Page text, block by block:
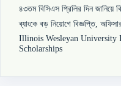
৪৩তম বিসিএস প্রিলির দিন জানিয়ে
ব্যাংকে বড় নিয়োগে বিজ্ঞপ্তি,
Illinois Wesleyan University
Scholarships